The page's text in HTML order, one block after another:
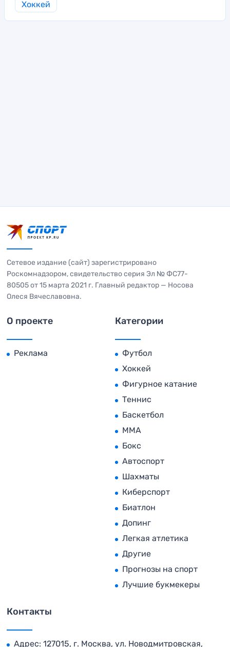
Хоккей
Сетевое издание (сайт) зарегистрировано
Роскомнадзором, свидетельство серия Эл № ФС77-
80505 от 15 марта 2021 г. Главный редактор — Носова
Олеся Вячеславовна.
О проекте
Реклама
Категории
Футбол
Хоккей
Фигурное катание
Теннис
Баскетбол
MMA
Бокс
Автоспорт
Шахматы
Киберспорт
Биатлон
Допинг
Легкая атлетика
Другие
Прогнозы на спорт
Лучшие букмекеры
Контакты
Адрес: 127015, г. Москва, ул. Новодмитровская,